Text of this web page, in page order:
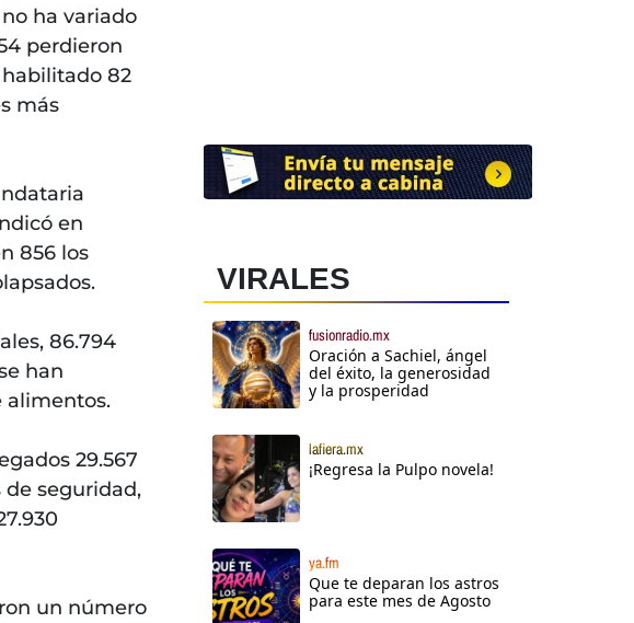
ha variado
perdieron
82
más
en
856 los
86.794
han
alimentos.
29.567
de seguridad,
un número
VIRALES
fusionradio.mx
Oración a Sachiel, ángel
del éxito, la generosidad
y la prosperidad
lafiera.mx
¡Regresa la Pulpo novela!
ya.fm
Que te deparan los astros
para este mes de Agosto